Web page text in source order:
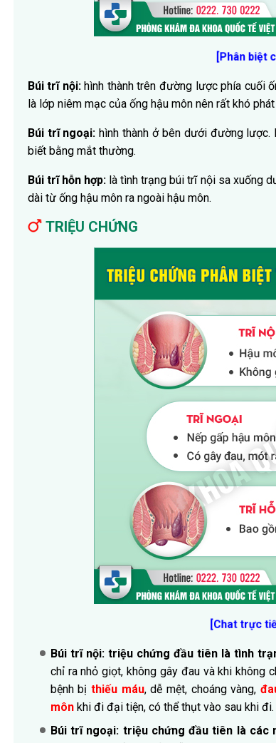
[Phân biệt
Búi trĩ nội:hình thành trên đường lược phía cuối
là lớp niêm mạc của ống hậu môn nên rất khó
Búi trĩ ngoại: hình thành ở bên dưới đường
biết bằng mắt thường.
Búi trĩ hỗn hợp:là tình trạng búi trĩ nội sa xuống
dài từ ống hậu môn ra ngoài hậu môn.
TRIỆU CHỨNG
[Chat trực
Búi trĩ nội: triệu chứng đầu tiên là tình
chỉ ra nhỏ giọt, không gây đau và khi không
bệnh bịthiếu máu, dễ mệt, choáng vàng,
mônkhi đi đại tiện, có thể thụt vào sau khi đi.
Búi trĩ ngoại: triệu chứng đầu tiên là các